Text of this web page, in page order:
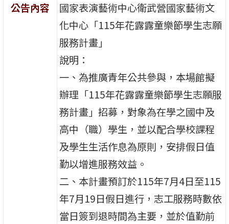
公告內容
國家表演藝術中心衛武營國家藝術文
化中心「115年花露露童樂節學生志願
服務計畫」
說明：
一、為推廣青年公共參與，本場館擬
辦理「115年花露露童樂節學生志願服
務計畫」招募，對象為在學之國中及
高中（職）學生，並以配合學校課程
及學生生活作息為原則，安排假日值
勤以增進服務效益。
二、本計畫預訂於115年7月4日至115
年7月19日假日進行，志工服務時數依
當日簽到退時間為主要，並於值勤前